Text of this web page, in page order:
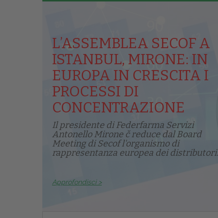
L’ASSEMBLEA SECOF A
ISTANBUL, MIRONE: IN
EUROPA IN CRESCITA I
PROCESSI DI
CONCENTRAZIONE
Il presidente di Federfarma Servizi
Antonello Mirone č reduce dal Board
Meeting di Secof l'organismo di
rappresentanza europea dei
Approfondisci >